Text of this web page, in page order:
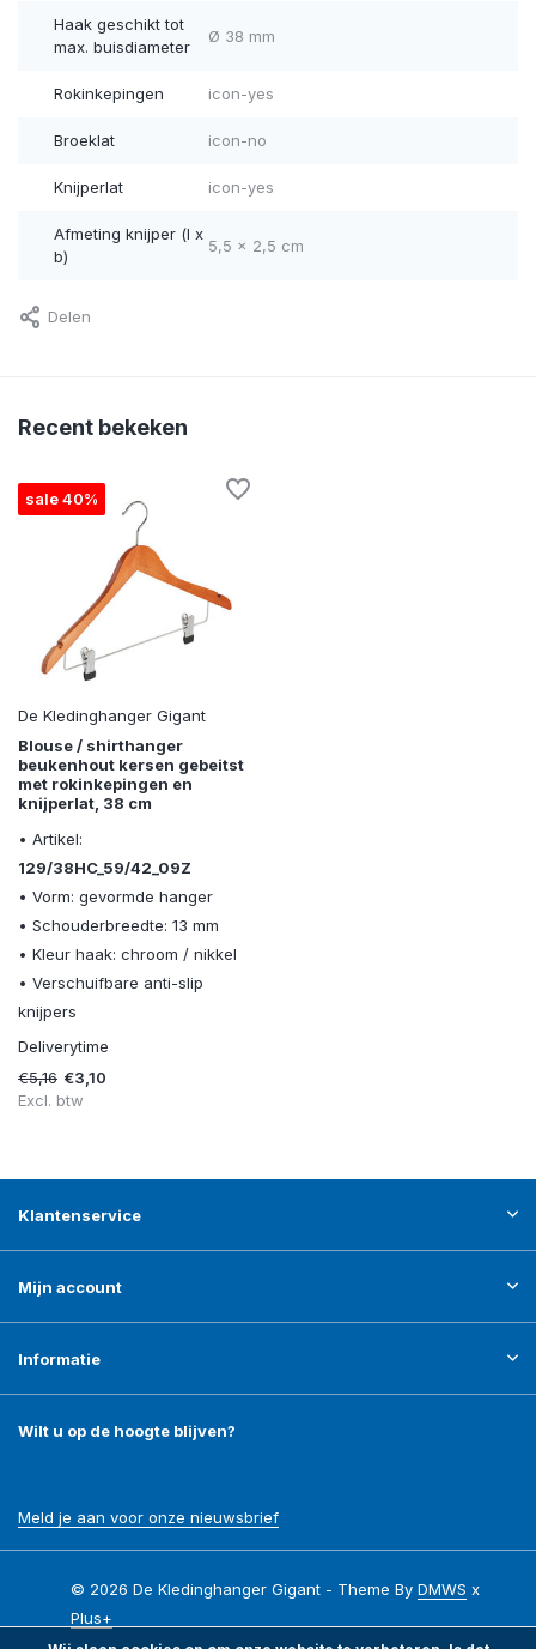
Haak geschikt tot
max. buisdiameter
Ø 38 mm
Rokinkepingen icon-yes
Broeklat icon-no
Knijperlat icon-yes
Afmeting knijper (l x
b)
5,5 x 2,5 cm
Delen
Recent bekeken
sale 40%
De Kledinghanger Gigant
Blouse / shirthanger
beukenhout kersen gebeitst
met rokinkepingen en
knijperlat, 38 cm
• Artikel:
129/38HC_59/42_09Z
• Vorm: gevormde hanger
• Schouderbreedte: 13 mm
• Kleur haak: chroom / nikkel
• Verschuifbare anti-slip
knijpers
Deliverytime
€5,16 €3,10
Excl. btw
Klantenservice
Mijn account
Informatie
Wilt u op de hoogte blijven?
Meld je aan voor onze nieuwsbrief
© 2026 De Kledinghanger Gigant - Theme ByDMWS x
Plus+